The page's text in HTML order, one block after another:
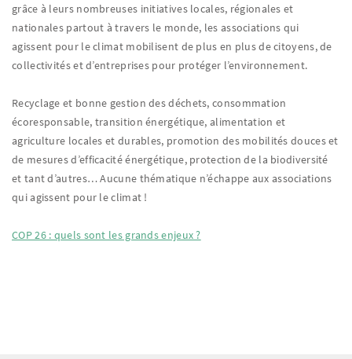
grâce à leurs nombreuses initiatives locales, régionales et
nationales partout à travers le monde, les associations qui
agissent pour le climat mobilisent de plus en plus de citoyens, de
collectivités et d’entreprises pour protéger l’environnement.
Recyclage et bonne gestion des déchets, consommation
écoresponsable, transition énergétique, alimentation et
agriculture locales et durables, promotion des mobilités douces et
de mesures d’efficacité énergétique, protection de la biodiversité
et tant d’autres… Aucune thématique n’échappe aux associations
qui agissent pour le climat !
COP 26 : quels sont les grands enjeux ?